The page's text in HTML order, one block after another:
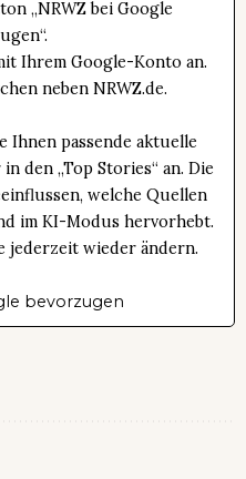
„NRWZ bei Google
Ihrem Google-Konto an.
neben NRWZ.de.
Ihnen passende aktuelle
den „Top Stories“ an. Die
welche Quellen
im KI-Modus hervorhebt.
jederzeit wieder ändern.
bevorzugen